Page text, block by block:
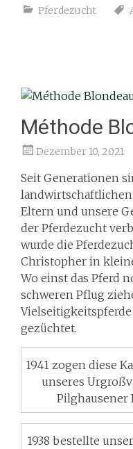
Pferdezucht
Méthode
Dezember 10, 2021
Seit Generationen
Eltern und unsere
der Pferdezucht
wurde die
Christopher in
Wo einst das Pferd
schweren Pflug
gezüchtet.
1941 zogen diese
unseres
Pilghausener
1938 bestellte